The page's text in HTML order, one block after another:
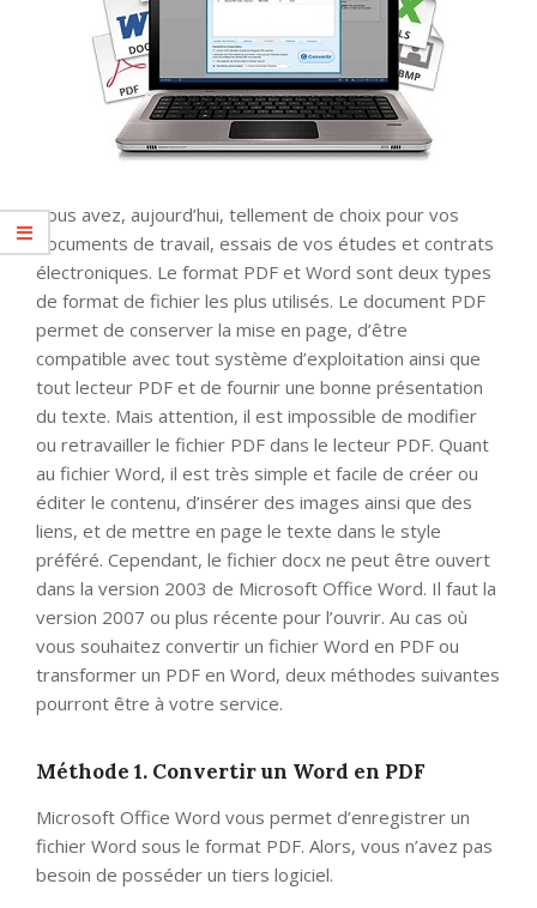
Vous avez, aujourd’hui, tellement de choix pour vos
documents de travail, essais de vos études et contrats
électroniques. Le format PDF et Word sont deux types
de format de fichier les plus utilisés. Le document PDF
permet de conserver la mise en page, d’être
compatible avec tout système d’exploitation ainsi que
tout lecteur PDF et de fournir une bonne présentation
du texte. Mais attention, il est impossible de modifier
ou retravailler le fichier PDF dans le lecteur PDF. Quant
au fichier Word, il est très simple et facile de créer ou
éditer le contenu, d’insérer des images ainsi que des
liens, et de mettre en page le texte dans le style
préféré. Cependant, le fichier docx ne peut être ouvert
dans la version 2003 de Microsoft Office Word. Il faut la
version 2007 ou plus récente pour l’ouvrir. Au cas où
vous souhaitez convertir un fichier Word en PDF ou
transformer un PDF en Word, deux méthodes suivantes
pourront être à votre service.
Méthode 1. Convertir un Word en PDF
Microsoft Office Word vous permet d’enregistrer un
fichier Word sous le format PDF. Alors, vous n’avez pas
besoin de posséder un tiers logiciel.